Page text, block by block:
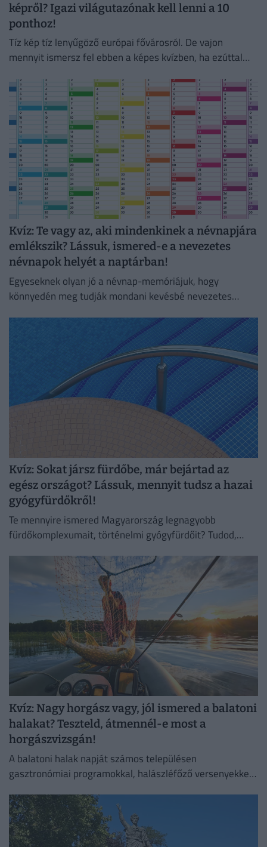
képről? Igazi világutazónak kell lenni a 10
ponthoz!
Tíz kép tíz lenyűgöző európai fővárosról. De vajon
mennyit ismersz fel ebben a képes kvízben, ha ezúttal
Kvíz: Te vagy az, aki mindenkinek a névnapjára
emlékszik? Lássuk, ismered-e a nevezetes
névnapok helyét a naptárban!
Egyeseknek olyan jó a névnap-memóriájuk, hogy
könnyedén meg tudják mondani kevésbé nevezetes
Kvíz: Sokat jársz fürdőbe, már bejártad az
egész országot? Lássuk, mennyit tudsz a hazai
gyógyfürdőkről!
Te mennyire ismered Magyarország legnagyobb
fürdőkomplexumait, történelmi gyógyfürdőit? Tudod,
Kvíz: Nagy horgász vagy, jól ismered a balatoni
halakat? Teszteld, átmennél-e most a
horgászvizsgán!
A balatoni halak napját számos településen
gasztronómiai programokkal, halászléfőző versenyekkel